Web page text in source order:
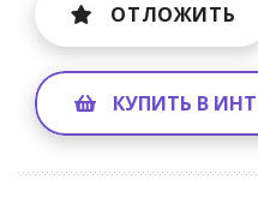
ОТЛОЖИТЬ
КУПИТЬ В